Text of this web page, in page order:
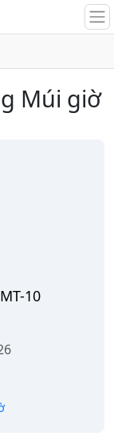
Múi giờ
10